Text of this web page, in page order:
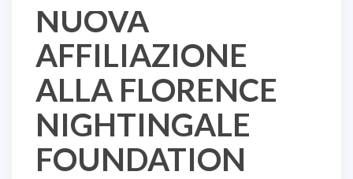
NUOVA
AFFILIAZIONE
ALLA FLORENCE
NIGHTINGALE
FOUNDATION